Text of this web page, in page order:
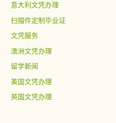
意大利文凭办理
扫描件定制毕业证
文凭服务
澳洲文凭办理
留学新闻
美国文凭办理
英国文凭办理